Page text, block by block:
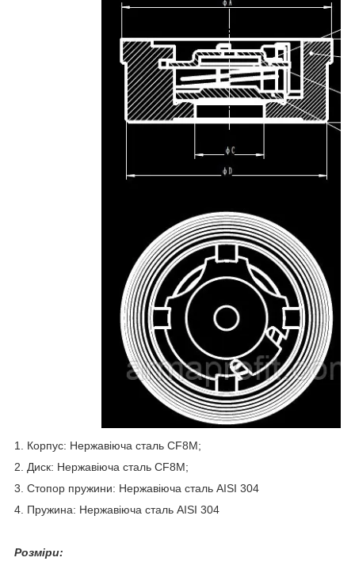
1. Корпус: Нержавіюча сталь CF8M;
2. Диск: Нержавіюча сталь CF8M;
3. Стопор пружини: Нержавіюча сталь AISI 304
4. Пружина: Нержавіюча сталь AISI 304
Розміри: